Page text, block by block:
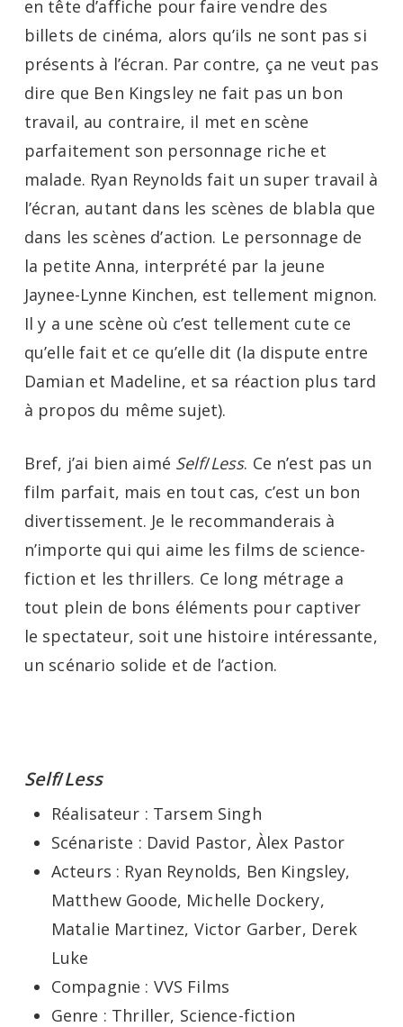
en tête d’affiche pour faire vendre des
billets de cinéma, alors qu’ils ne sont pas si
présents à l’écran. Par contre, ça ne veut pas
dire que Ben Kingsley ne fait pas un bon
travail, au contraire, il met en scène
parfaitement son personnage riche et
malade. Ryan Reynolds fait un super travail à
l’écran, autant dans les scènes de blabla que
dans les scènes d’action. Le personnage de
la petite Anna, interprété par la jeune
Jaynee-Lynne Kinchen, est tellement mignon.
Il y a une scène où c’est tellement cute ce
qu’elle fait et ce qu’elle dit (la dispute entre
Damian et Madeline, et sa réaction plus tard
à propos du même sujet).
Bref, j’ai bien aimé Self/Less. Ce n’est pas un
film parfait, mais en tout cas, c’est un bon
divertissement. Je le recommanderais à
n’importe qui qui aime les films de science-
fiction et les thrillers. Ce long métrage a
tout plein de bons éléments pour captiver
le spectateur, soit une histoire intéressante,
un scénario solide et de l’action.
Self/Less
Réalisateur : Tarsem Singh
Scénariste : David Pastor, Àlex Pastor
Acteurs : Ryan Reynolds, Ben Kingsley,
Matthew Goode, Michelle Dockery,
Matalie Martinez, Victor Garber, Derek
Luke
Compagnie : VVS Films
Genre : Thriller, Science-fiction